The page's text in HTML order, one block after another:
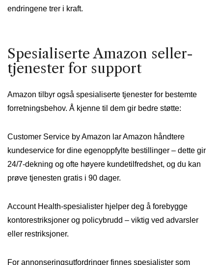
endringene trer i kraft.
Spesialiserte Amazon seller-
tjenester for support
Amazon tilbyr også spesialiserte tjenester for bestemte
forretningsbehov. Å kjenne til dem gir bedre støtte:
Customer Service by Amazon lar Amazon håndtere
kundeservice for dine egenoppfylte bestillinger – dette gir
24/7-dekning og ofte høyere kundetilfredshet, og du kan
prøve tjenesten gratis i 90 dager.
Account Health-spesialister hjelper deg å forebygge
kontorestriksjoner og policybrudd – viktig ved advarsler
eller restriksjoner.
For annonseringsutfordringer finnes spesialister som